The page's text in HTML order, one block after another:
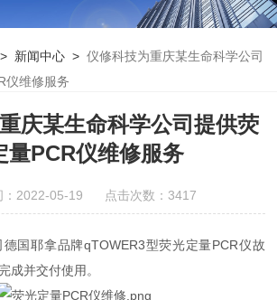
> 新闻中心 >仪修科技为重庆某生命科学公司
仪维修服务
庆某生命科学公司提供荧
量PCR仪维修服务
：2022-05-19 点击次数：3417
国耶拿品牌qTOWER3型荧光定量PCR仪故
成并交付使用。